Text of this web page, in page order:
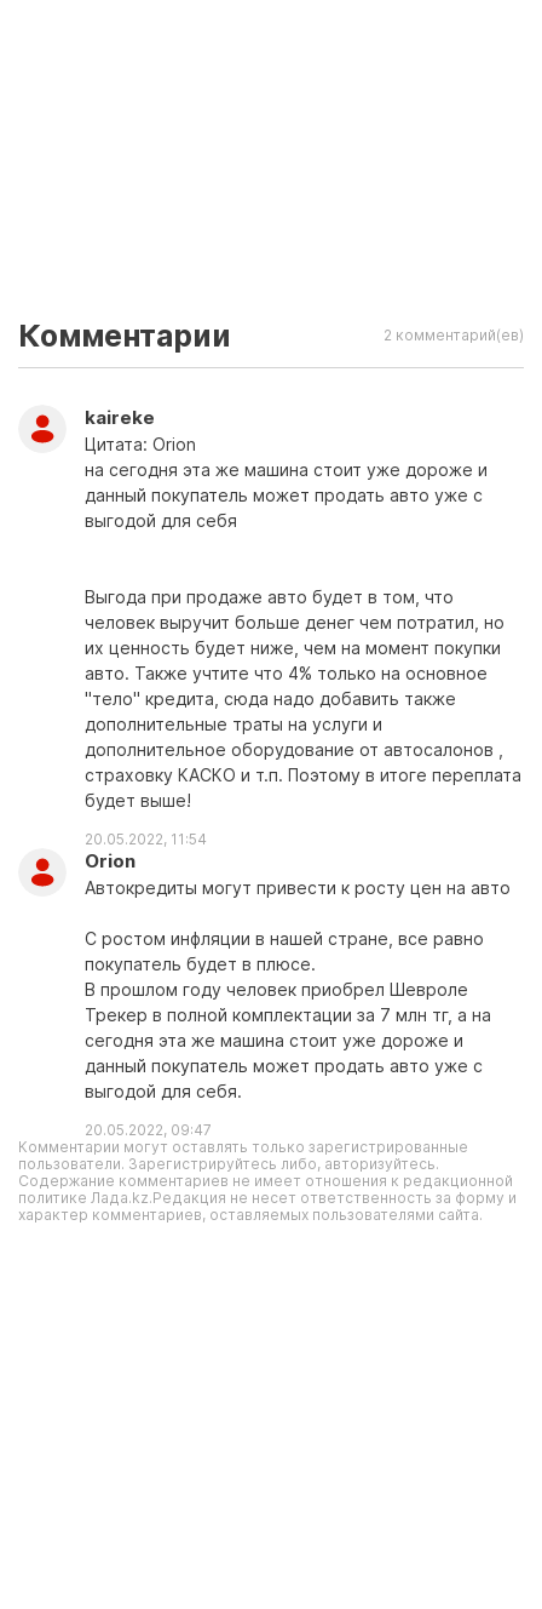
Комментарии 2 комментарий(ев)
kaireke
Цитата: Orion
на сегодня эта же машина стоит уже дороже и
данный покупатель может продать авто уже с
выгодой для себя
Выгода при продаже авто будет в том, что
человек выручит больше денег чем потратил, но
их ценность будет ниже, чем на момент покупки
авто. Также учтите что 4% только на основное
"тело" кредита, сюда надо добавить также
дополнительные траты на услуги и
дополнительное оборудование от автосалонов ,
страховку КАСКО и т.п. Поэтому в итоге переплата
будет выше!
20.05.2022, 11:54
Orion
Автокредиты могут привести к росту цен на авто
С ростом инфляции в нашей стране, все равно
покупатель будет в плюсе.
В прошлом году человек приобрел Шевроле
Трекер в полной комплектации за 7 млн тг, а на
сегодня эта же машина стоит уже дороже и
данный покупатель может продать авто уже с
выгодой для себя.
20.05.2022, 09:47
Комментарии могут оставлять только зарегистрированные
пользователи. Зарегистрируйтесь либо, авторизуйтесь.
Содержание комментариев не имеет отношения к редакционной
политике Лада.kz.Редакция не несет ответственность за форму и
характер комментариев, оставляемых пользователями сайта.